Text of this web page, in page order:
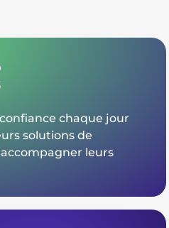
chaque jour
solutions de
leurs